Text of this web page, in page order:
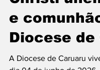
Igreja na Diocese
Tapetes de
Christi